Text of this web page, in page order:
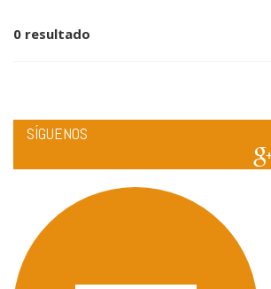
0 resultado
SÍGUENOS